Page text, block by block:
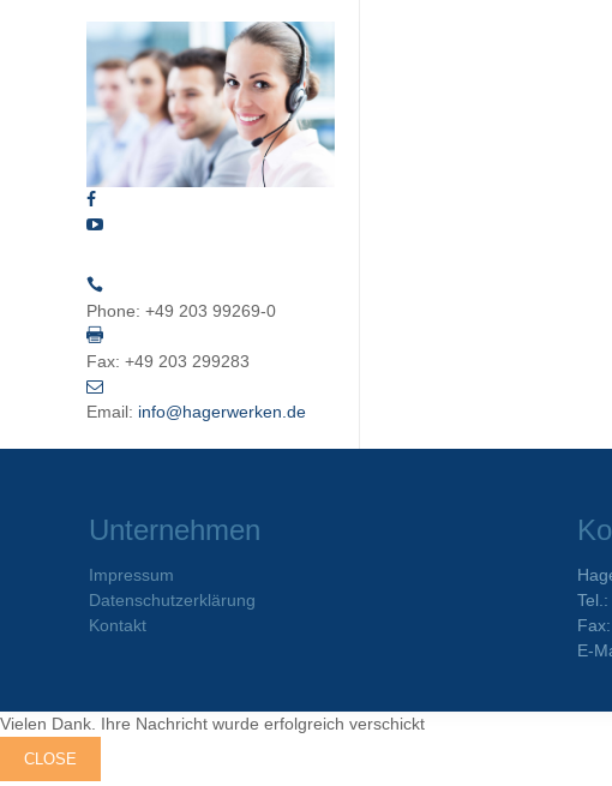
Phone: +49 203 99269-0
Fax: +49 203 299283
Email: info@hagerwerken.de
Unternehmen
Impressum
Datenschutzerklärung
Kontakt
E-
Vielen Dank. Ihre Nachricht wurde erfolgreich verschickt
CLOSE